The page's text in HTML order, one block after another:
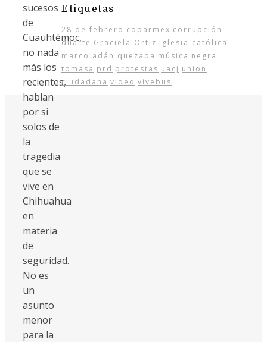
sucesos
de
Cuauhtémoc,
no nada
más los
recientes,
hablan
por si
solos de
la
tragedia
que se
vive en
Chihuahua
en
materia
de
seguridad.
No es
un
asunto
menor
para la
Etiquetas
28 de febrero coparmex corrupción
duarte Graciela Ortiz iglesia católica
marco adán quezada música negra
tomasa prd protestas uacj union
ciudadana video vivebus